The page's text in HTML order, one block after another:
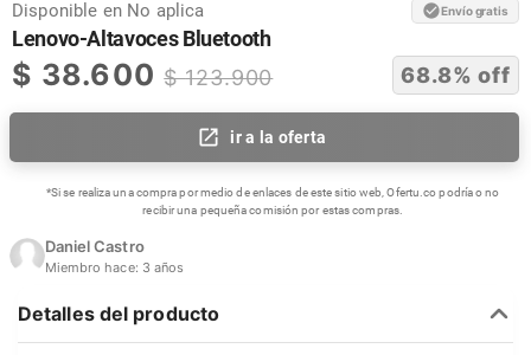
Disponible en No aplica Envío gratis
Lenovo-Altavoces Bluetooth
$ 38.600 $123.900 68.8% off
ir a la oferta
*Si se realiza una compra por medio de enlaces de este sitio web, Ofertu.co podría o no
recibir una pequeña comisión por estas compras.
Daniel Castro
Miembro hace: 3 años
Detalles del producto